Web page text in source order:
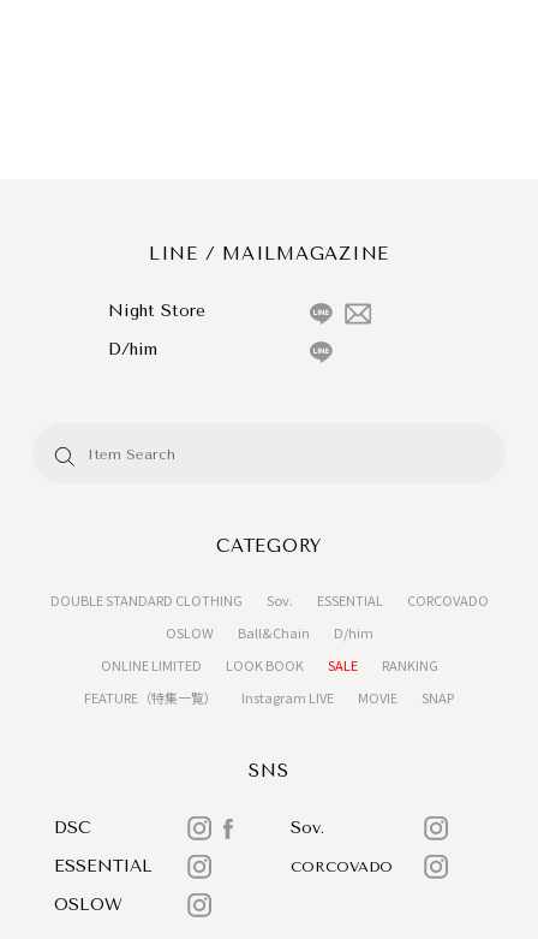
LINE / MAILMAGAZINE
Night Store
D/him
CATEGORY
DOUBLE STANDARD CLOTHING Sov. ESSENTIAL
CORCOVADO
OSLOW
Ball&Chain
D/him
ONLINE LIMITED
LOOK BOOK SALE
RANKING
FEATURE（特集一覧）
Instagram LIVE MOVIE SNAP
SNS
DSC
Sov.
ESSENTIAL
CORCOVADO
OSLOW